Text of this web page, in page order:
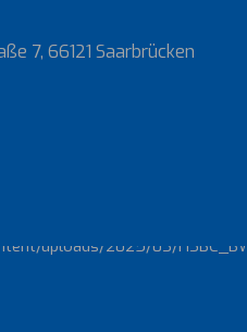
7, 66121 Saarbrücken